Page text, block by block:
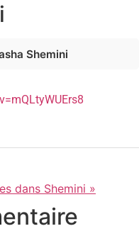
Shemini
dans Shemini »